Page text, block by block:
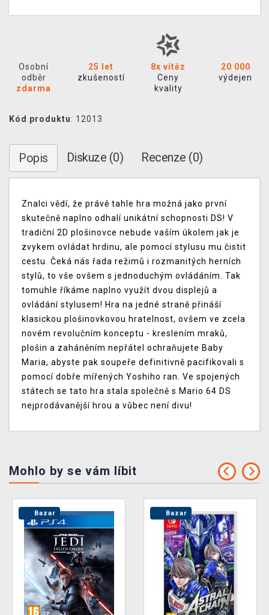
Osobní
odběr
zdarma
25 let
zkušeností
8x vítěz
Ceny
kvality
20 000
výdejen
Kód produktu: 12013
Popis Diskuze (0) Recenze (0)
Znalci vědí, že právě tahle hra možná jako první
skutečně naplno odhalí unikátní schopnosti DS! V
tradiční 2D plošinovce nebude vaším úkolem jak je
zvykem ovládat hrdinu, ale pomocí stylusu mu čistit
cestu. Čeká nás řada režimů i rozmanitých herních
stylů, to vše ovšem s jednoduchým ovládáním. Tak
tomuhle říkáme naplno využít dvou displejů a
ovládání stylusem! Hra na jedné straně přináší
klasickou plošinovkovou hratelnost, ovšem ve zcela
novém revolučním konceptu - kreslením mraků,
plošin a zaháněním nepřátel ochraňujete Baby
Maria, abyste pak soupeře definitivně pacifikovali s
pomocí dobře mířených Yoshiho ran. Ve spojených
státech se tato hra stala společně s Mario 64 DS
nejprodávanější hrou a vůbec není divu!
Mohlo by se vám líbit
Bazar Bazar